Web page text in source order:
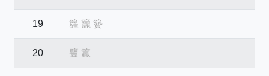
19 籮 籭 籫
20 籰 籯